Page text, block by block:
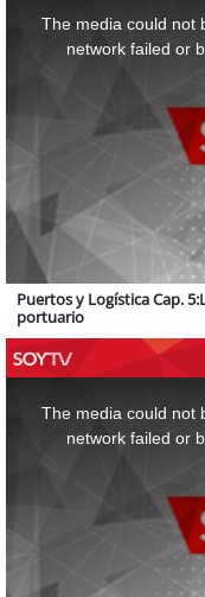
The media could not
network failed or
Puertos y Logística Cap.
portuario
The media could not
network failed or